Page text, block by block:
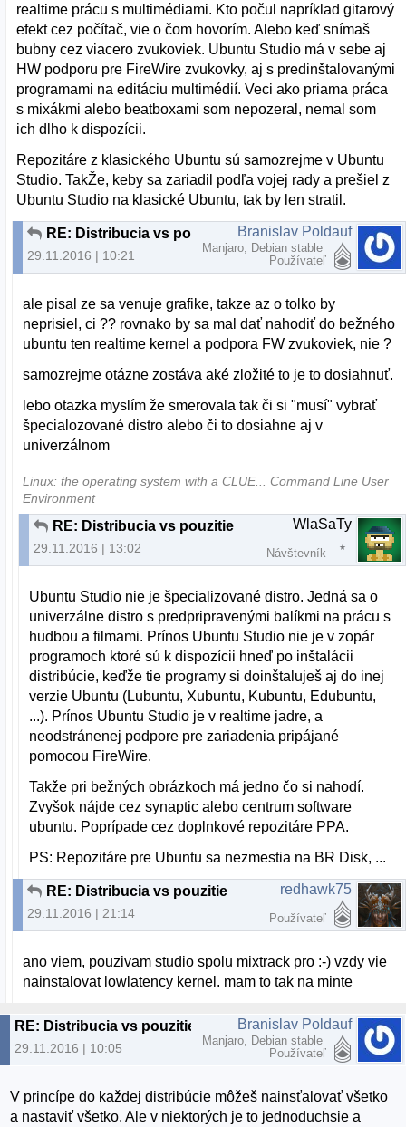
realtime prácu s multimédiami. Kto počul napríklad gitarový
efekt cez počítač, vie o čom hovorím. Alebo keď snímaš
bubny cez viacero zvukoviek. Ubuntu Studio má v sebe aj
HW podporu pre FireWire zvukovky, aj s predinštalovanými
programami na editáciu multimédií. Veci ako priama práca
s mixákmi alebo beatboxami som nepozeral, nemal som
ich dlho k dispozícii.
Repozitáre z klasického Ubuntu sú samozrejme v Ubuntu
Studio. TakŽe, keby sa zariadil podľa vojej rady a prešiel z
Ubuntu Studio na klasické Ubuntu, tak by len stratil.
RE: Distribucia vs pouzitie
29.11.2016 | 10:21
Branislav Poldauf
Manjaro, Debian stable
Používateľ
ale pisal ze sa venuje grafike, takze az o tolko by
neprisiel, ci ?? rovnako by sa mal dať nahodiť do bežného
ubuntu ten realtime kernel a podpora FW zvukoviek, nie ?
samozrejme otázne zostáva aké zložité to je to dosiahnuť.
lebo otazka myslím že smerovala tak či si "musí" vybrať
špecialozované distro alebo či to dosiahne aj v
univerzálnom
Linux: the operating system with a CLUE... Command Line User
Environment
RE: Distribucia vs pouzitie
29.11.2016 | 13:02
WlaSaTy
Návštevník
Ubuntu Studio nie je špecializované distro. Jedná sa o
univerzálne distro s predpripravenými balíkmi na prácu s
hudbou a filmami. Prínos Ubuntu Studio nie je v zopár
programoch ktoré sú k dispozícii hneď po inštalácii
distribúcie, keďže tie programy si doinštaluješ aj do inej
verzie Ubuntu (Lubuntu, Xubuntu, Kubuntu, Edubuntu,
...). Prínos Ubuntu Studio je v realtime jadre, a
neodstránenej podpore pre zariadenia pripájané
pomocou FireWire.
Takže pri bežných obrázkoch má jedno čo si nahodí.
Zvyšok nájde cez synaptic alebo centrum software
ubuntu. Poprípade cez doplnkové repozitáre PPA.
PS: Repozitáre pre Ubuntu sa nezmestia na BR Disk, ...
RE: Distribucia vs pouzitie
29.11.2016 | 21:14
redhawk75
Používateľ
ano viem, pouzivam studio spolu mixtrack pro :-) vzdy vie
nainstalovat lowlatency kernel. mam to tak na minte
RE: Distribucia vs pouzitie
29.11.2016 | 10:05
Branislav Poldauf
Manjaro, Debian stable
Používateľ
V princípe do každej distribúcie môžeš nainsťalovať všetko
a nastaviť všetko. Ale v niektorých je to jednoduchsie a